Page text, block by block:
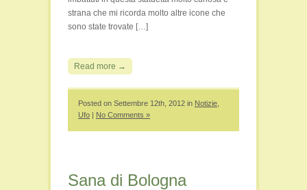
strana che mi ricorda molto altre icone che
sono state trovate […]
Read more →
Posted on Settembre 12th, 2012 in Notizie
Ufo | No Comments »
Sana di Bologna